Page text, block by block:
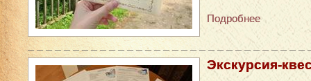
Подробнее
Экскурсия-